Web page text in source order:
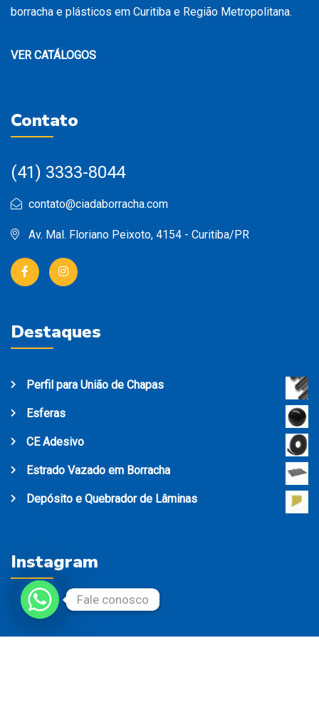
borracha e plásticos em Curitiba e Região Metropolitana.
VER CATÁLOGOS
Contato
(41) 3333-8044
contato@ciadaborracha.com
Av. Mal. Floriano Peixoto, 4154 - Curitiba/PR
Destaques
Perfil para União de Chapas
Esferas
CE Adesivo
Estrado Vazado em Borracha
Depósito e Quebrador de Lâminas
Instagram
Fale conosco
Fale conosco